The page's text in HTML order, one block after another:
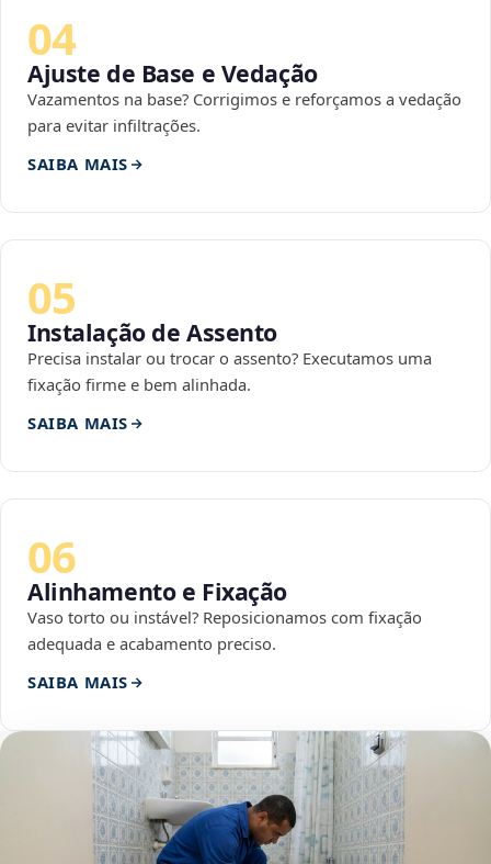
04
Ajuste de Base e Vedação
Vazamentos na base? Corrigimos e reforçamos a vedação
para evitar infiltrações.
SAIBA MAIS
05
Instalação de Assento
Precisa instalar ou trocar o assento? Executamos uma
fixação firme e bem alinhada.
SAIBA MAIS
06
Alinhamento e Fixação
Vaso torto ou instável? Reposicionamos com fixação
adequada e acabamento preciso.
SAIBA MAIS